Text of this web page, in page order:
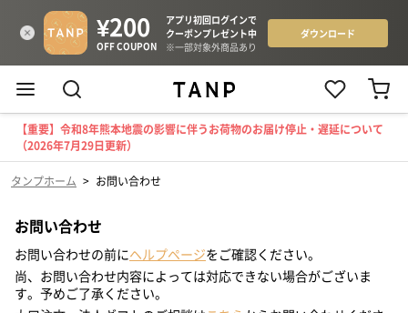
【重要】令和8年熊本地震の影響に伴うお荷物のお届け停止・遅延について
（2026年7月29日更新）
タンプホーム > お問い合わせ
お問い合わせ
お問い合わせの前にヘルプページをご確認ください。
尚、お問い合わせ内容によっては対応できない場合がございま
す。予めご了承ください。